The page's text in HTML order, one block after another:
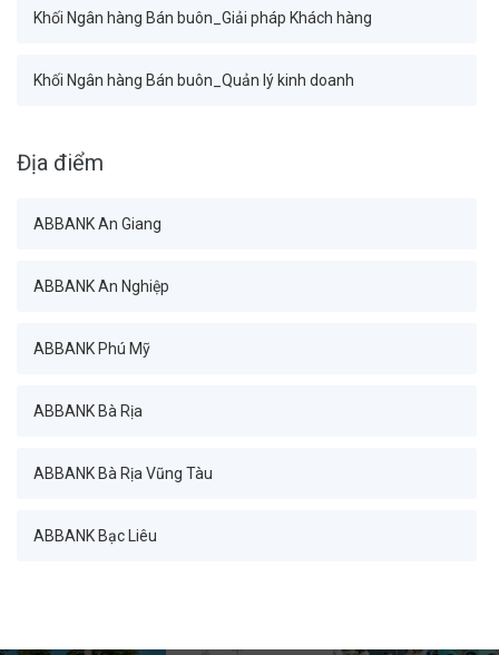
Khối Ngân hàng Bán buôn_Giải pháp Khách hàng
Khối Ngân hàng Bán buôn_Quản lý kinh doanh
Địa điểm
ABBANK An Giang
ABBANK An Nghiệp
ABBANK Phú Mỹ
ABBANK Bà Rịa
ABBANK Bà Rịa Vũng Tàu
ABBANK Bạc Liêu